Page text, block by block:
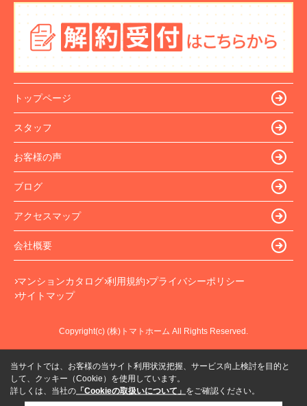
トップページ
スタッフ
お客様の声
ブログ
アクセスマップ
会社概要
マンションカタログ 利用規約 プライバシーポリシー
サイトマップ
Copyright(c) (株)トマトホーム All Rights Reserved.
当サイトでは、お客様の当サイト利用状況把握、サービス向上検討を目的と
して、クッキー（Cookie）を使用しています。
詳しくは、当社の 「Cookieの取扱いについて」 をご確認ください。